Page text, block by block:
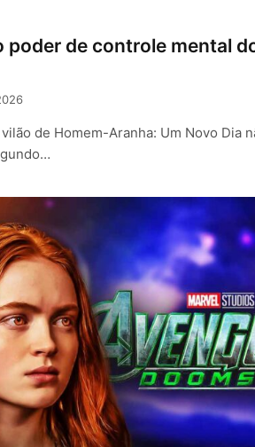
poder de controle mental
de Homem-Aranha: Um Novo Dia